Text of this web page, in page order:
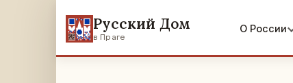
Русский Дом
в Праге
О России